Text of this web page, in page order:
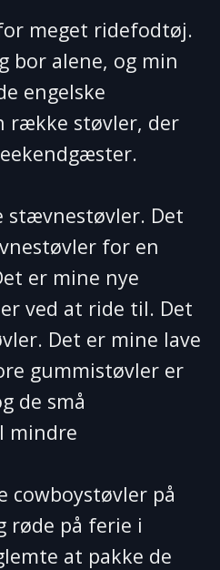
meget ridefodtøj.
bor alene, og min
engelske
række støvler, der
stævnestøvler. Det
for en
er mine nye
ved at ride til. Det
Det er mine lave
gummistøvler er
de små
mindre
cowboystøvler på
røde på ferie i
at pakke de